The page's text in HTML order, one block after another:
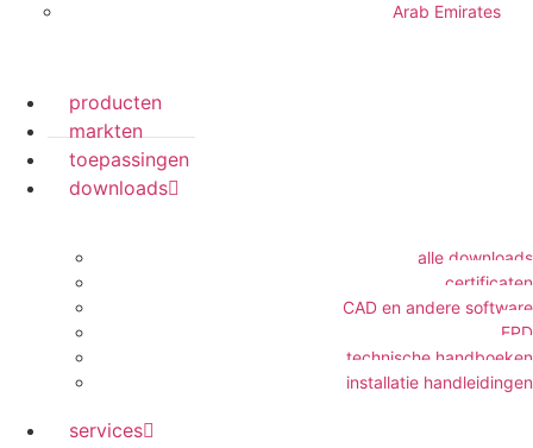
Arab Emirates
producten
markten
toepassingen
downloads
alle downloads
certificaten
CAD en andere software
EPD
technische handboeken
installatie handleidingen
services